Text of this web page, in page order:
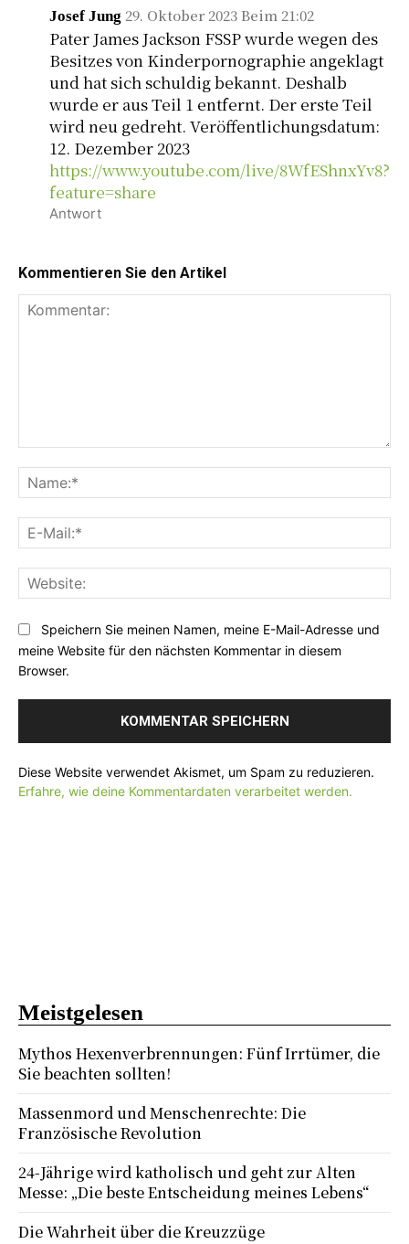
Josef Jung 29. Oktober 2023 Beim 21:02
Pater James Jackson FSSP wurde wegen des
Besitzes von Kinderpornographie angeklagt
und hat sich schuldig bekannt. Deshalb
wurde er aus Teil 1 entfernt. Der erste Teil
wird neu gedreht. Veröffentlichungsdatum:
12. Dezember 2023
https://www.youtube.com/live/8WfEShnxYv8?
feature=share
Antwort
Kommentieren Sie den Artikel
m
m
n
t
:
a
m
:
*
-
M
ie
Speichern Sie meinen Namen, meine E-Mail-Adresse und
meine Website für den nächsten Kommentar in diesem
Browser.
Diese Website verwendet Akismet, um Spam zu reduzieren.
Erfahre, wie deine Kommentardaten verarbeitet werden.
Meistgelesen
Mythos Hexenverbrennungen: Fünf Irrtümer, die
Sie beachten sollten!
Massenmord und Menschenrechte: Die
Französische Revolution
24-Jährige wird katholisch und geht zur Alten
Messe: „Die beste Entscheidung meines Lebens“
Die Wahrheit über die Kreuzzüge